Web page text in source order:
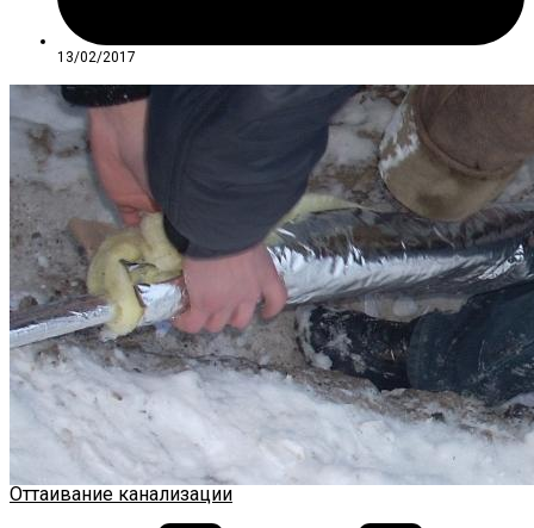
13/02/2017
Оттаивание канализации